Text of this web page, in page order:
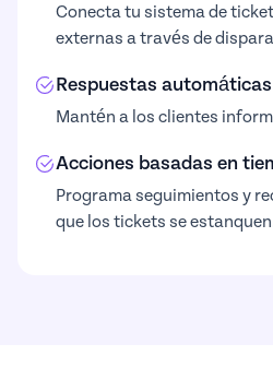
Conecta tu sistema de
externas a través de
Respuestas
Mantén a los clientes
Acciones basadas en
Programa seguimientos y
que los tickets se